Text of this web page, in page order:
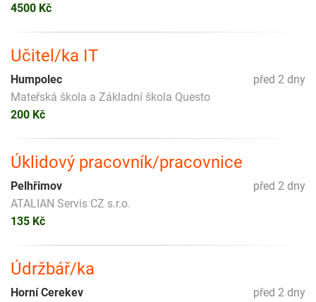
4500 Kč
Učitel/ka IT
před 2 dny
Humpolec
Mateřská škola a Základní škola Questo
200 Kč
Úklidový pracovník/pracovnice
před 2 dny
Pelhřimov
ATALIAN Servis CZ s.r.o.
135 Kč
Údržbář/ka
před 2 dny
Horní Cerekev